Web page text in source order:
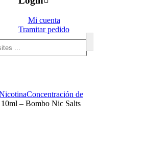
Mi cuenta
Tramitar pedido
Concentración de
– Bombo Nic Salts